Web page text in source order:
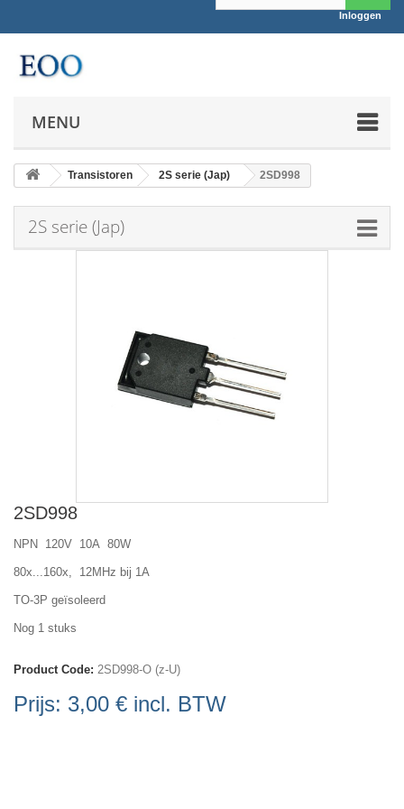
Inloggen
MENU
Transistoren 2S serie (Jap) 2SD998
2S serie (Jap)
2SD998
NPN 120V 10A 80W
80x...160x, 12MHz bij 1A
TO-3P geïsoleerd
Nog 1 stuks
Product Code: 2SD998-O (z-U)
Prijs: 3,00 € incl. BTW